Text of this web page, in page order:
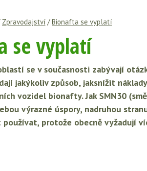
Zpravodajství /Bionafta se vyplatí
se vyplatí
se v současnosti zabývají
jakýkoliv způsob, jaksnížit
vozidel bionafty. Jak SMN30
výrazné úspory, nadruhou
používat, protože obecně vyžadují